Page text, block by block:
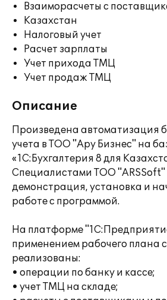
Взаиморасчеты с
Казахстан
Налоговый учет
Расчет зарплаты
Учет прихода ТМЦ
Учет продаж ТМЦ
Описание
Произведена автоматизация
учета в ТОО "Ару Бизнес" на
«1С:Бухгалтерия 8 для
Специалистами ТОО "ARSSoft"
демонстрация, установка и
работе с программой.
На платформе
применением рабочего плана
реализованы:
• операции по банку и кассе;
• учет ТМЦ на складе;